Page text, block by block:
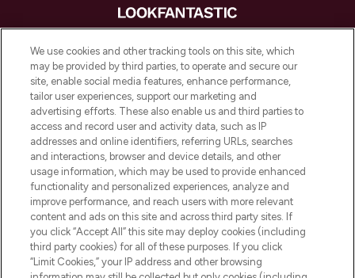
LOOKFANTASTIC is de ultieme online
beautybestemming van Europa, met de
beste huidverzorging, haarproducten en
make-up van meer dan 200 topmerken.
Shop online of via de app, met gratis
verzending vanaf €40.
Cookie-toestemming
Do Not Sell or Share My Personal
Information
HELP & INFORMATIE
We use cookies and other tracking tools on this site, which
may be provided by third parties, to operate and secure our
site, enable social media features, enhance performance,
tailor user experiences, support our marketing and
advertising efforts. These also enable us and third parties to
access and record user and activity data, such as IP
addresses and online identifiers, referring URLs, searches
and interactions, browser and device details, and other
usage information, which may be used to provide enhanced
functionality and personalized experiences, analyze and
improve performance, and reach users with more relevant
content and ads on this site and across third party sites. If
you click “Accept All” this site may deploy cookies (including
third party cookies) for all of these purposes. If you click
“Limit Cookies,” your IP address and other browsing